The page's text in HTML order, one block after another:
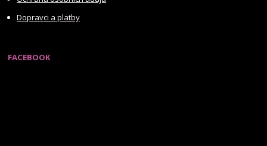
Dopravci a platby
FACEBOOK